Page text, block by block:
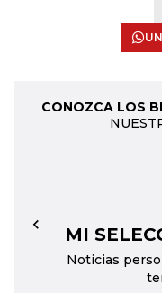
CONOZCA LOS
MI
Noticias
←